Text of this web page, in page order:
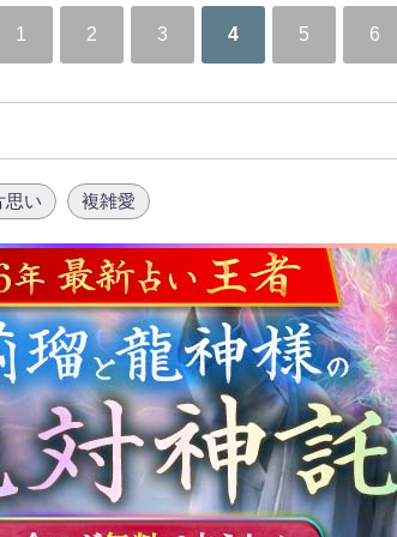
1 2 3 4 5 6
思い 複雑愛